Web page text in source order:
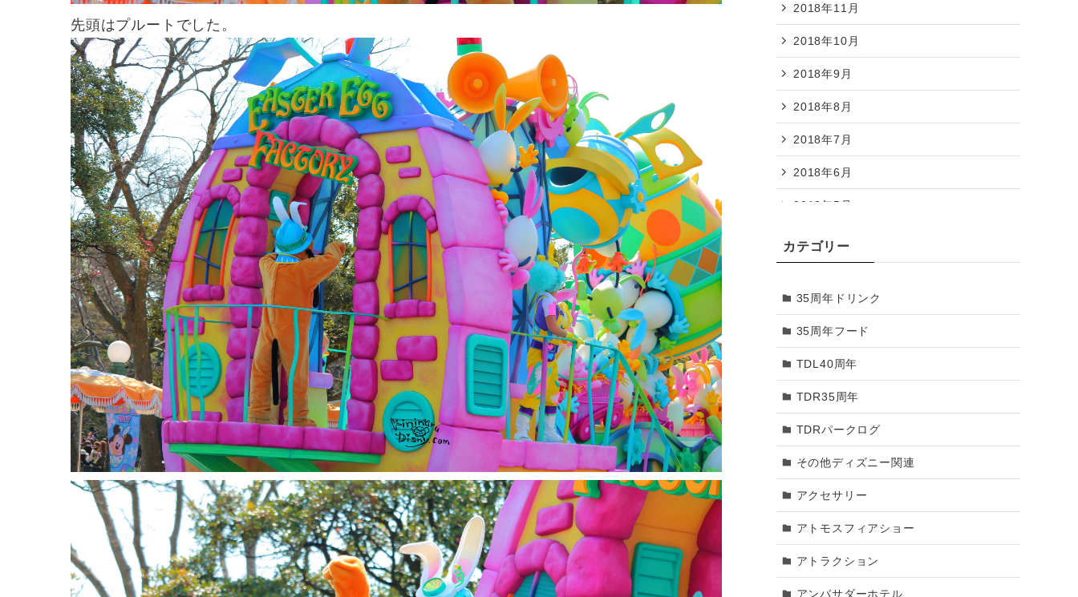
先頭はプルートでした。
2018年11月
2018年10月
2018年9月
2018年8月
2018年7月
2018年6月
2018年5月
2018年4月
2018年2月
2018年1月
2017年12月
2017年11月
2017年10月
2017年9月
2017年8月
2017年7月
2017年6月
カテゴリー
35周年ドリンク
35周年フード
TDL40周年
TDR35周年
TDRパークログ
その他ディズニー関連
アクセサリー
アトモスフィアショー
アトラクション
アンバサダーホテル